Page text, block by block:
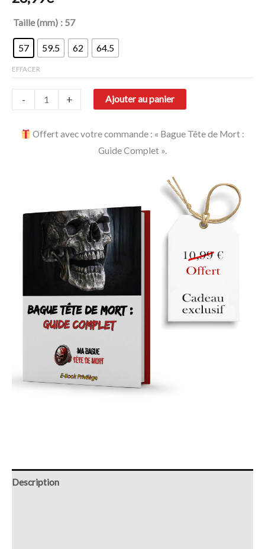
Taille (mm) : 57
57 59.5 62 64.5
EFFACER
- + Ajouter au panier
Offert avec votre commande : « Bague Tête de Mort :
Guide Complet ».
Description